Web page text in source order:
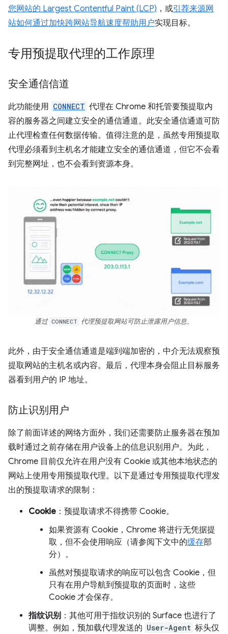
您网站的 Largest Contentful Paint (LCP) ，或引荐来源网
站如何通过加快跨网站导航速度帮助用户实现目标。
专用预提取代理的工作原理
安全通信信道
此功能使用 CONNECT 代理在 Chrome 和托管要预提取内
容的服务器之间建立安全的通信通道。此安全通信通道可防
止代理检查任何数据传输。值得注意的是，虽然专用预提取
代理必须看到主机名才能建立安全的通信通道，但它不会看
到完整网址，也不会看到资源本身。
通过 CONNECT 代理预提取网站可防止泄露用户信息。
此外，由于安全通信通道是端到端加密的，中介无法观察预
提取网站的主机名或内容。最后，代理本身会阻止目标服务
器看到用户的 IP 地址。
防止识别用户
除了前面详述的网络方面外，我们还需要防止服务器在预加
载时通过之前存储在用户设备上的信息识别用户。为此，
Chrome 目前仅允许在用户没有 Cookie 或其他本地状态的
网站上使用专用预提取代理。以下是通过专用预提取代理发
出的预提取请求的限制：
Cookie ：预提取请求不得携带 Cookie。
如果资源有 Cookie，Chrome 将进行无凭据提
取，但不会使用响应（请参阅下文中的缓存部
分）。
虽然对预提取请求的响应可以包含 Cookie，但
只有在用户导航到预提取的页面时，这些
Cookie 才会保存。
指纹识别 ：其他可用于指纹识别的 Surface 也进行了
调整。例如，预加载代理发送的 User-Agent 标头仅